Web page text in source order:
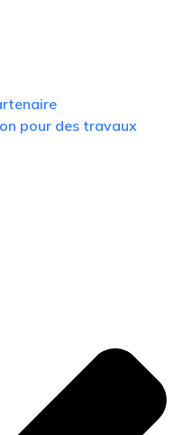
pour des travaux